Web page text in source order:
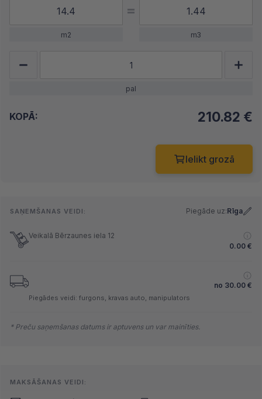
m2 m3
pal
KOPĀ: 210.82 €
Ielikt grozā
SAŅEMŠANAS VEIDI: Piegāde uz:Rīga
Veikalā Bērzaunes iela 12
0.00 €
no 30.00 €
Piegādes veidi: furgons, kravas auto, manipulators
* Preču saņemšanas datums ir aptuvens un var mainīties.
MAKSĀŠANAS VEIDI: